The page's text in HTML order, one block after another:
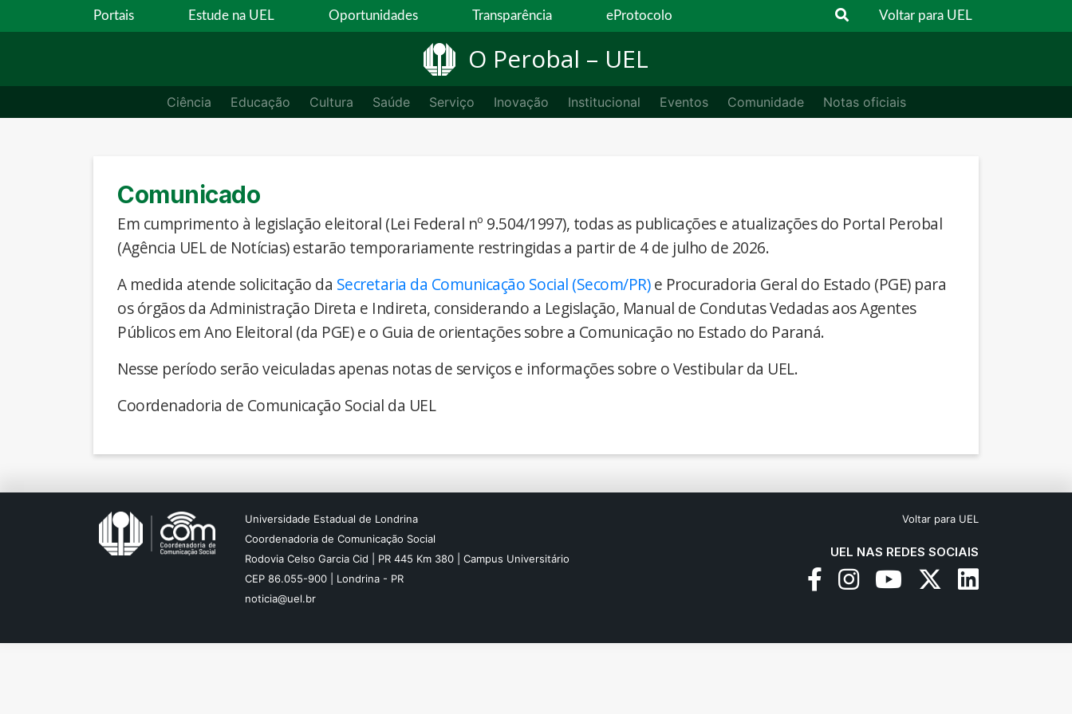
Portais Estude na UEL Oportunidades Transparência eProtocolo Voltar para UEL
O Perobal – UEL
Ciência Educação Cultura Saúde Serviço Inovação Institucional Eventos Comunidade Notas oficiais
Comunicado
Em cumprimento à legislação eleitoral (Lei Federal nº 9.504/1997), todas as publicações e atualizações do Portal Perobal
(Agência UEL de Notícias) estarão temporariamente restringidas a partir de 4 de julho de 2026.
A medida atende solicitação da Secretaria da Comunicação Social (Secom/PR)e Procuradoria Geral do Estado (PGE) para
os órgãos da Administração Direta e Indireta, considerando a Legislação, Manual de Condutas Vedadas aos Agentes
Públicos em Ano Eleitoral (da PGE) e o Guia de orientações sobre a Comunicação no Estado do Paraná.
Nesse período serão veiculadas apenas notas de serviços e informações sobre o Vestibular da UEL.
Coordenadoria de Comunicação Social da UEL
Universidade Estadual de Londrina
Coordenadoria de Comunicação Social
Rodovia Celso Garcia Cid | PR 445 Km 380 | Campus Universitário
CEP 86.055-900 | Londrina - PR
noticia@uel.br
Voltar para UEL
UEL NAS REDES SOCIAIS